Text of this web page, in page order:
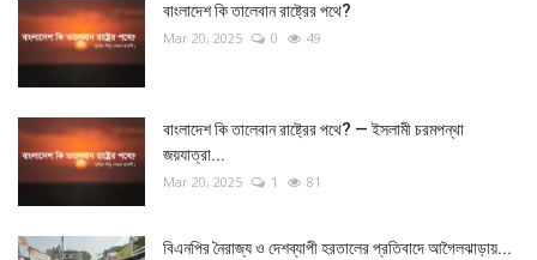
বাংলাদেশ কি তালেবান রাষ্ট্রের পথে?
Mar 20, 2025 0 49
বাংলাদেশ কি তালেবান রাষ্ট্রের পথে? — ইসলামী চরমপন্থা
জয়যাত্রা...
Mar 20, 2025 1 81
বিএনপির নৈরাজ্য ও দেশব্যাপী হরতালের প্রতিবাদে আগৈলঝাড়ায়...